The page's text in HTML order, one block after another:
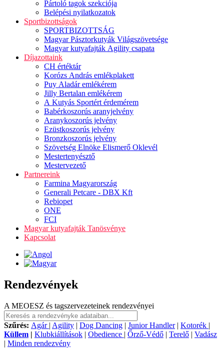
Pártoló tagok szekciója
Belépési nyilatkozatok
Sportbizottságok
SPORTBIZOTTSÁG
Magyar Pásztorkutyák Világszövetsége
Magyar kutyafajták Agility csapata
Díjazottaink
CH értéktár
Korózs András emlékplakett
Puy Aladár emlékérem
Jilly Bertalan emlékérem
A Kutyás Sportért érdemérem
Babérkoszorús aranyjelvény
Aranykoszorús jelvény
Ezüstkoszorús jelvény
Bronzkoszorús jelvény
Szövetség Elnöke Elismerő Oklevél
Mestertenyésztő
Mestervezető
Partnereink
Farmina Magyarország
Generali Petcare - DBX Kft
Rebiopet
ONE
FCI
Magyar kutyafajták Tanösvénye
Kapcsolat
Rendezvények
A MEOESZ és tagszervezeteinek rendezvényei
Szűrés: Agár | Agility | Dog Dancing | Junior Handler| Kotorék |
Küllem | Klubkiállítások | Obedience | Őrző-Védő | Terelő | Vadász
| Minden rendezvény